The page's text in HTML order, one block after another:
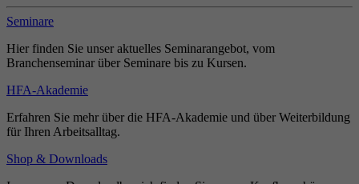
Seminare
Hier finden Sie unser aktuelles Seminarangebot, vom
Branchenseminar über Seminare bis zu Kursen.
HFA-Akademie
Erfahren Sie mehr über die HFA-Akademie und über Weiterbildung
für Ihren Arbeitsalltag.
Shop & Downloads